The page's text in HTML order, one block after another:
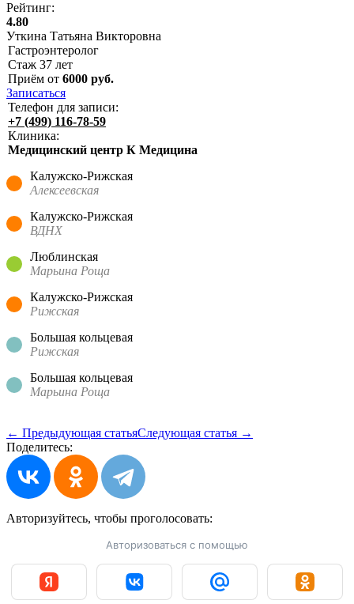
Рейтинг:
4.80
Уткина Татьяна Викторовна
Гастроэнтеролог
Стаж 37 лет
Приём от 6000 руб.
Записаться
Телефон для записи:
+7 (499) 116-78-59
Клиника:
Медицинский центр К Медицина
Калужско-Рижская
Алексеевская
Калужско-Рижская
ВДНХ
Люблинская
Марьина Роща
Калужско-Рижская
Рижская
Большая кольцевая
Рижская
Большая кольцевая
Марьина Роща
← Предыдующая статьяСледующая статья →
Поделитесь:
Авторизуйтесь, чтобы проголосовать:
Авторизоваться с помощью